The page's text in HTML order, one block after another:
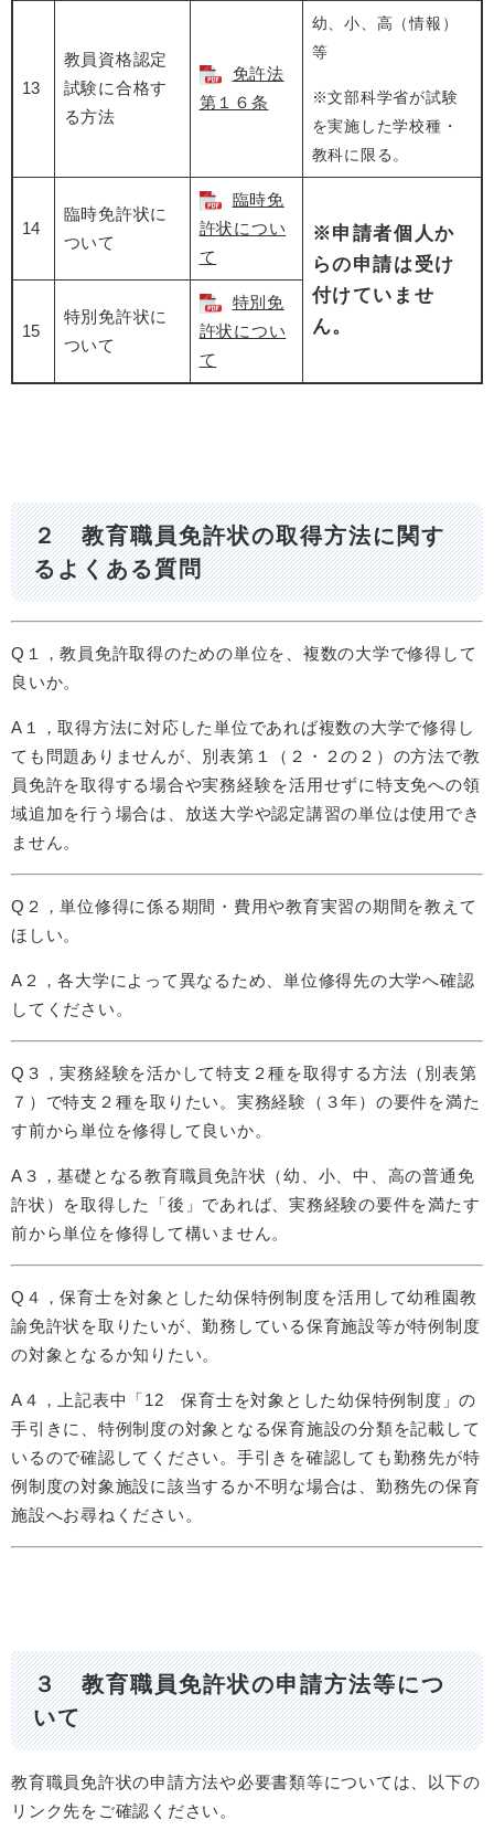
13
教員資格認定
試験に合格す
る方法
免許法
第１６条
幼、小、高（情報）
等
※文部科学省が試験
を実施した学校種・
教科に限る。
14
臨時免許状に
ついて
臨時免
許状につい
て
※申請者個人か
らの申請は受け
付けていませ
ん。
15
特別免許状に
ついて
特別免
許状につい
て
２ 教育職員免許状の取得方法に関す
るよくある質問
Q１，教員免許取得のための単位を、複数の大学で修得して
良いか。
A１，取得方法に対応した単位であれば複数の大学で修得し
ても問題ありませんが、別表第１（２・２の２）の方法で教
員免許を取得する場合や実務経験を活用せずに特支免への領
域追加を行う場合は、放送大学や認定講習の単位は使用でき
ません。
Q２，単位修得に係る期間・費用や教育実習の期間を教えて
ほしい。
A２，各大学によって異なるため、単位修得先の大学へ確認
してください。
Q３，実務経験を活かして特支２種を取得する方法（別表第
７）で特支２種を取りたい。実務経験（３年）の要件を満た
す前から単位を修得して良いか。
A３，基礎となる教育職員免許状（幼、小、中、高の普通免
許状）を取得した「後」であれば、実務経験の要件を満たす
前から単位を修得して構いません。
Q４，保育士を対象とした幼保特例制度を活用して幼稚園教
諭免許状を取りたいが、勤務している保育施設等が特例制度
の対象となるか知りたい。
A４，上記表中「12 保育士を対象とした幼保特例制度」の
手引きに、特例制度の対象となる保育施設の分類を記載して
いるので確認してください。手引きを確認しても勤務先が特
例制度の対象施設に該当するか不明な場合は、勤務先の保育
施設へお尋ねください。
３ 教育職員免許状の申請方法等につ
いて
教育職員免許状の申請方法や必要書類等については、以下の
リンク先をご確認ください。